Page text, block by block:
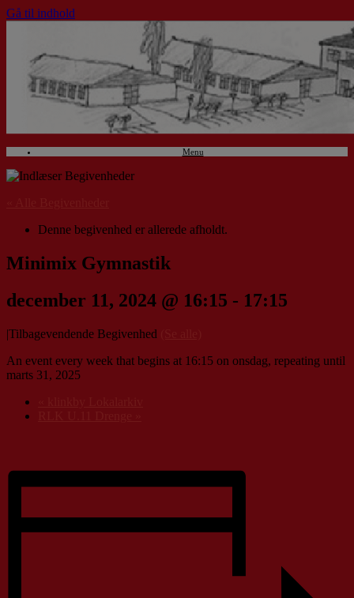
Gå til indhold
Menu
Denne begivenhed er allerede afholdt.
Minimix Gymnastik
december 11, 2024 @ 16:15 - 17:15
|Tilbagevendende Begivenhed
An event every week that begins at 16:15 on onsdag, repeating until
marts 31, 2025